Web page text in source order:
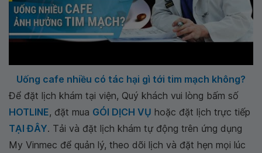
Uống cafe nhiều có tác hại gì tới tim mạch không?
Để đặt lịch khám tại viện, Quý khách vui lòng bấm số
HOTLINE, đặt mua GÓI DỊCH VỤ hoặc đặt lịch trực tiếp
TẠI ĐÂY. Tải và đặt lịch khám tự động trên ứng dụng
My Vinmec để quản lý, theo dõi lịch và đặt hẹn mọi lúc